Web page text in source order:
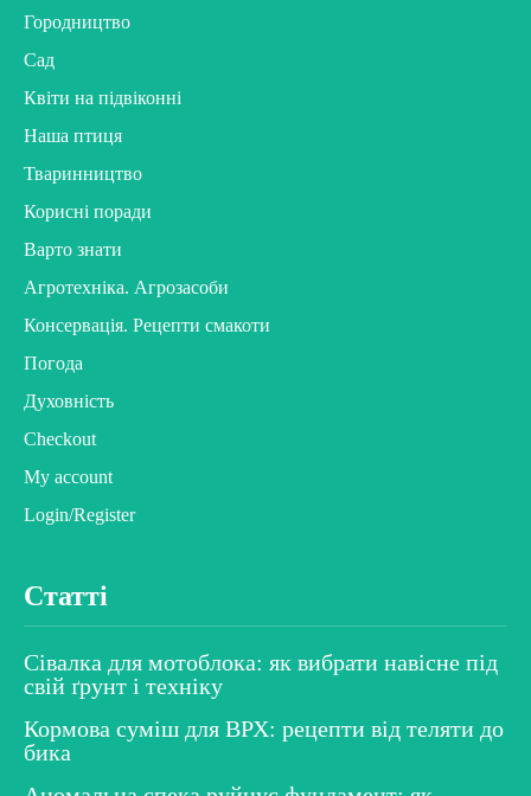
Городництво
Сад
Квіти на підвіконні
Наша птиця
Тваринництво
Корисні поради
Варто знати
Агротехніка. Агрозасоби
Консервація. Рецепти смакоти
Погода
Духовність
Checkout
My account
Login/Register
Статті
Сівалка для мотоблока: як вибрати навісне під
свій ґрунт і техніку
Кормова суміш для ВРХ: рецепти від теляти до
бика